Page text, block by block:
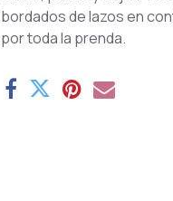
bordados de lazos en
por toda la prenda.